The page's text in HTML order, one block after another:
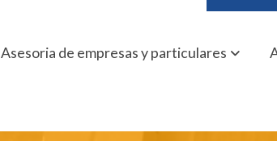
Asesoria de empresas y particulares